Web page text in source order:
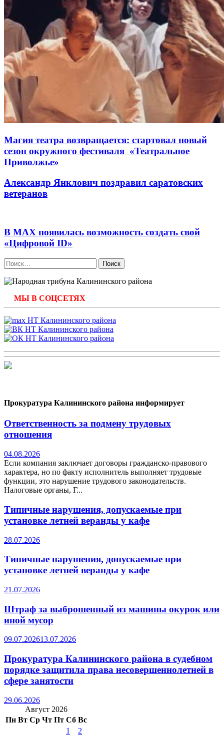
Магия театра возвращается: стартовал новый
сезон окружного фестиваля «Театральное
Приволжье»
Александр Янклович поздравил саратовских
ветеранов
В МАХ появилась возможность создать свой
«Цифровой ID»
Найти:
МЫ В СОЦСЕТЯХ
Прокуратура Калининского района информирует
Ответственность за подмену трудовых
отношения
04.08.2026
Если компания заключает договоры гражданско-правового
характера, но по факту исполнитель выполняет трудовые
функции, это нарушение трудового законодательств.
Налоговые органы, Г...
Типичные нарушения, допускаемые при
установке летней веранды у кафе
28.07.2026
Типичные нарушения, допускаемые при
установке летней веранды у кафе
21.07.2026
Штраф за выброшенный из машины окурок или
иной мусор
09.07.202613.07.2026
Прокуратура Калининского района в судебном
порядке защитила права несовершеннолетней в
сфере занятости
29.06.2026
Август 2026
Пн Вт Ср Чт Пт Сб Вс
1
2